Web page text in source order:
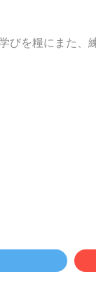
びを糧にまた、